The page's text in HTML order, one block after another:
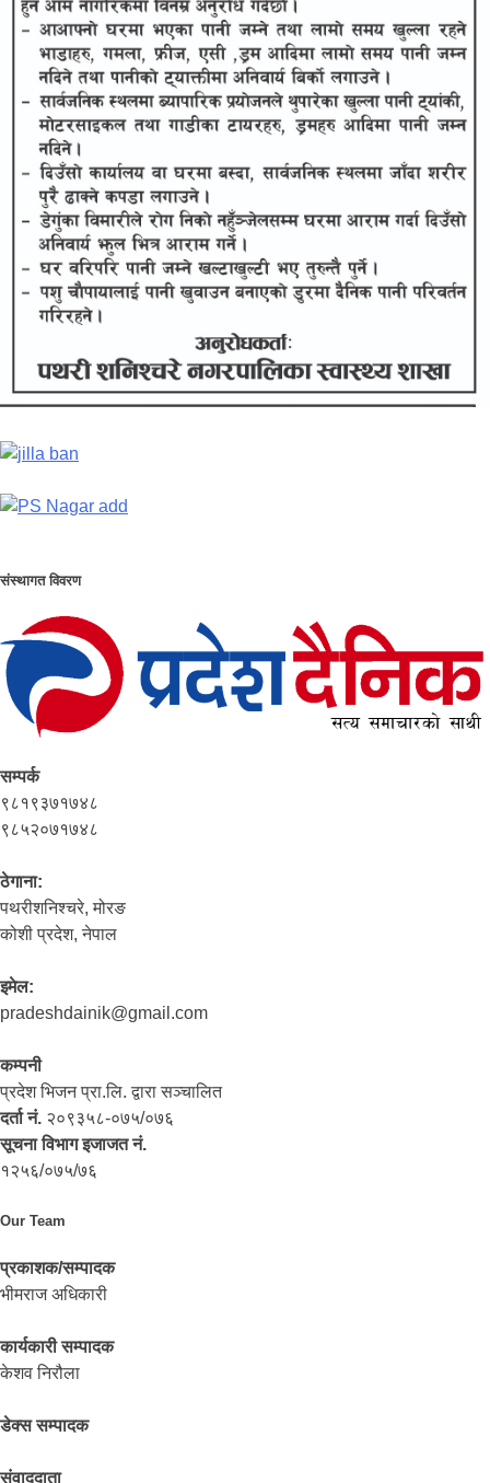
संस्थागत विवरण
सम्पर्क
९८१९३७१७४८
९८५२०७१७४८
ठेगाना:
पथरीशनिश्‍चरे, मोरङ
कोशी प्रदेश, नेपाल
इमेल:
pradeshdainik@gmail.com
कम्पनी
प्रदेश भिजन प्रा.लि. द्वारा सञ्‍चालित
दर्ता नं. २०९३५८-०७५/०७६
सूचना विभाग इजाजत नं.
१२५६/०७५/७६
Our Team
प्रकाशक/सम्पादक
भीमराज अधिकारी
कार्यकारी सम्पादक
केशव निरौला
डेक्स सम्पादक
संवाददाता